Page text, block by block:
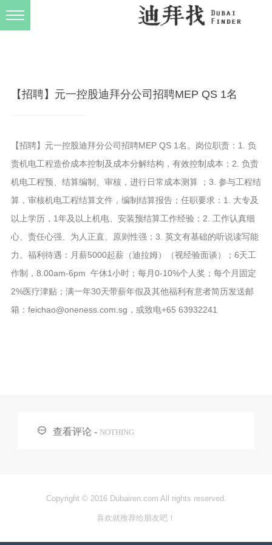
【招聘】元一控股迪拜分公司招聘MEP QS 1名
【招聘】元一控股迪拜分公司招聘MEP QS 1名。岗位职责：1. 负
责机电工程造价成本控制及成本分解结构，有效控制成本；2. 负责
机电工程预、结算编制、审核，进行日常成本测算 ；3. 参与工程结
算，审核机电工程结算文件，编制结算报告；任职要求：1. 大专及
以上学历，1年及以上机电、安装预结算工作经验；2. 工作认真细
心、责任心强、为人正直、原则性强；3. 英文有基础的听说读写能
力。福利待遇：月薪5000起薪（迪拉姆）（视经验面谈）；6天工
作制，8.00am-6pm 午休1小时；每月0-10%个人奖；每个月固定
2%医疗津贴；满一年30天带薪年假及其他福利有意者简历发送邮
箱：feichao@oneness.com.sg，或致电+65 63932241
 查看评论 - NOTHING
Copyright © 2016 Dubairen.com All rights reserved.
喜欢就推荐给朋友吧！